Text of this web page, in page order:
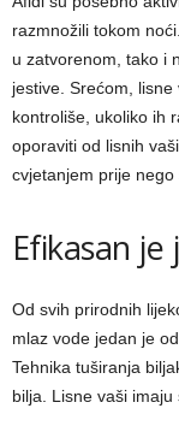
razmnožili tokom
u zatvorenom, tako i
jestive. Srećom,
kontroliše, ukoliko ih
oporaviti od lisnih
cvjetanjem prije
Efikasan je
Od svih prirodnih
mlaz vode jedan je
Tehnika tuširanja
bilja. Lisne vaši